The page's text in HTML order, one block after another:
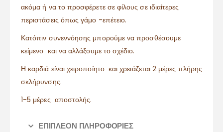
ακόμα ή να το προσφέρετε σε φίλους σε ιδιαίτερες
περιστάσεις όπως γάμο -επέτειο.
Κατόπιν συνεννόησης μπορούμε να προσθέσουμε
κείμενο και να αλλάξουμε το σχέδιο.
Η καρδιά είναι χειροποίητο και χρειάζεται 2 μέρες πλήρης
σκλήρυνσης.
1-5 μέρες αποστολής.
ΕΠΙΠΛΈΟΝ ΠΛΗΡΟΦΟΡΊΕΣ